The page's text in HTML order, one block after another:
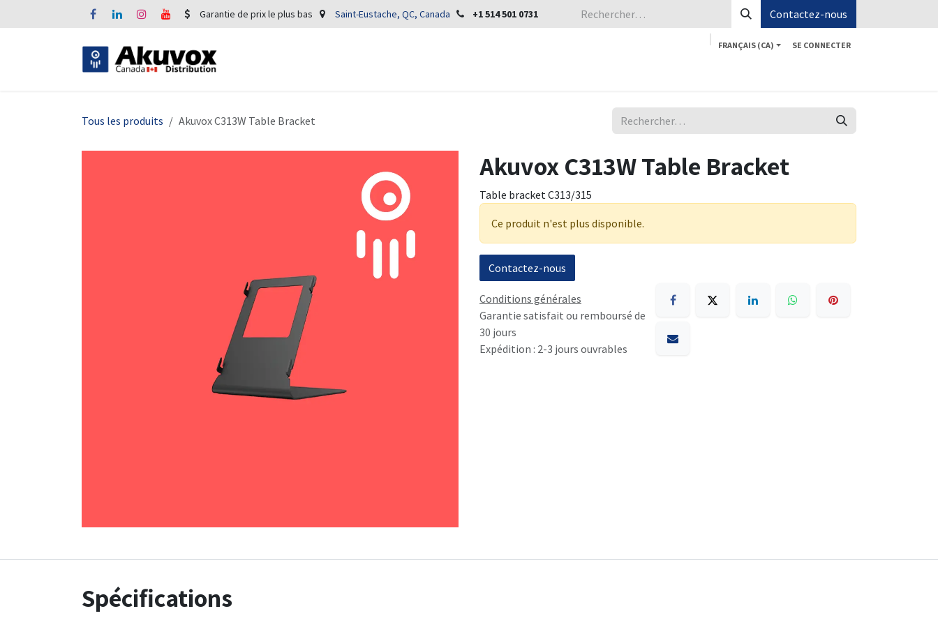
Se rendre au contenu Garantie de prix le plus bas Saint-Eustache, QC, Canada +1 514 501 0731 Contactez-nous
FRANÇAIS (CA) SE CONNECTER
Tous les produits Akuvox C313W Table Bracket
Akuvox C313W Table Bracket
Table bracket C313/315
Ce produit n'est plus disponible.
Contactez-nous
Conditions générales
Garantie satisfait ou remboursé de
30 jours
Expédition : 2-3 jours ouvrables
Spécifications